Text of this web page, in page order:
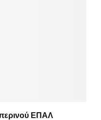
ΕΠΑΛ